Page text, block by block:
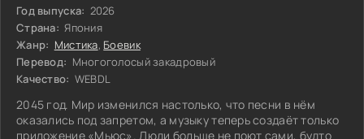
Год выпуска: 2026
Страна: Япония
Жанр: Мистика, Боевик
Перевод: Многоголосый закадровый
Качество: WEBDL
2045 год. Мир изменился настолько, что песни в нём
оказались под запретом, а музыку теперь создаёт только
приложение «Мьюс». Люди больше не поют сами, будто